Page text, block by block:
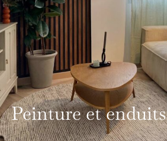
Peinture et enduits